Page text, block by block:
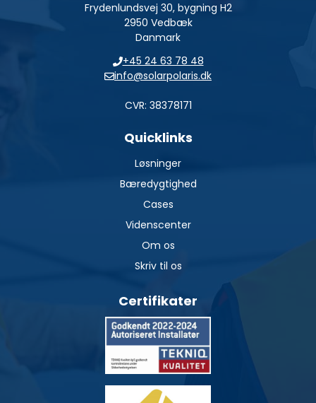
Frydenlundsvej 30, bygning H2
2950 Vedbæk
Danmark
+45 24 63 78 48
info@solarpolaris.dk
CVR: 38378171
Quicklinks
Løsninger
Bæredygtighed
Cases
Videnscenter
Om os
Skriv til os
Certifikater